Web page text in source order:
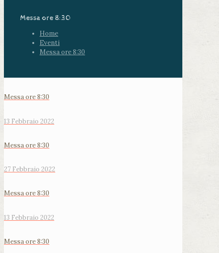
Messa ore 8:30
Home
Eventi
Messa ore 8:30
Messa ore 8:30
13 Febbraio 2022
Messa ore 8:30
27 Febbraio 2022
Messa ore 8:30
13 Febbraio 2022
Messa ore 8:30